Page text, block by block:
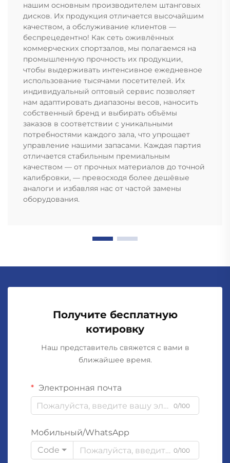
нашим основным производителем штанговых
дисков. Их продукция отличается высочайшим
качеством, а обслуживание клиентов —
беспрецедентно! Как сеть оживлённых
коммерческих спортзалов, мы полагаемся на
промышленную прочность их продукции,
чтобы выдерживать интенсивное ежедневное
использование тысячами посетителей. Их
индивидуальный оптовый сервис позволяет
нам адаптировать диапазоны весов, наносить
собственный бренд и выбирать объёмы
заказов в соответствии с уникальными
потребностями каждого зала, что упрощает
управление нашими запасами. Каждая партия
отличается стабильным премиальным
качеством — от прочных материалов до точной
калибровки, — превосходя более дешёвые
аналоги и избавляя нас от частой замены
оборудования.
Получите бесплатную
котировку
Наш представитель свяжется с вами в
ближайшее время.
Электронная почта
0/100
Мобильный/WhatsApp
Code
0/100